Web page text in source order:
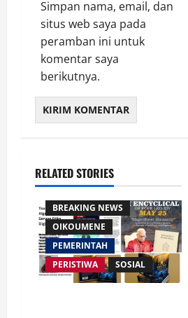
Simpan nama, email, dan
situs web saya pada
peramban ini untuk
komentar saya
berikutnya.
RELATED STORIES
AGAMA
BREAKING NEWS
OIKOUMENE
PEMERINTAH
PERISTIWA
SOSIAL